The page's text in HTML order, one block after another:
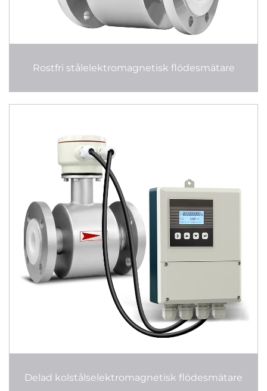
Rostfri stålelektromagnetisk flödesmätare
Delad kolstålselektromagnetisk flödesmätare